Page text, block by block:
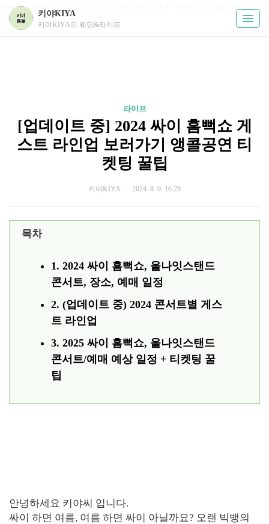
google-site-verification=ds6q_33afRKPRqPuGGWVhsW-Odv2gAFIcFe-
TKUPHos
키야KIYA
키야KIYA의 웨딩&라이프
라이프
[업데이트 중] 2024 싸이 흠뻑쇼 게
스트 라인업 보러가기 앵콜공연 티
켓팅 꿀팁
키야KIYA 2024. 8. 9. 16:29
목차
1. 2024 싸이 흠뻑쇼, 올나잇스탠드
콘서트, 장소, 예매 일정
2. (업데이트 중) 2024 콘서트별 게스
트 라인업
3. 2025 싸이 흠뻑쇼, 올나잇스탠드
콘서트/예매 예상 일정 + 티켓팅 꿀
팁
안녕하세요 키야씨 입니다.
싸이 하면 여름, 여름 하면 싸이 아닐까요? 오랜 빅뱅의